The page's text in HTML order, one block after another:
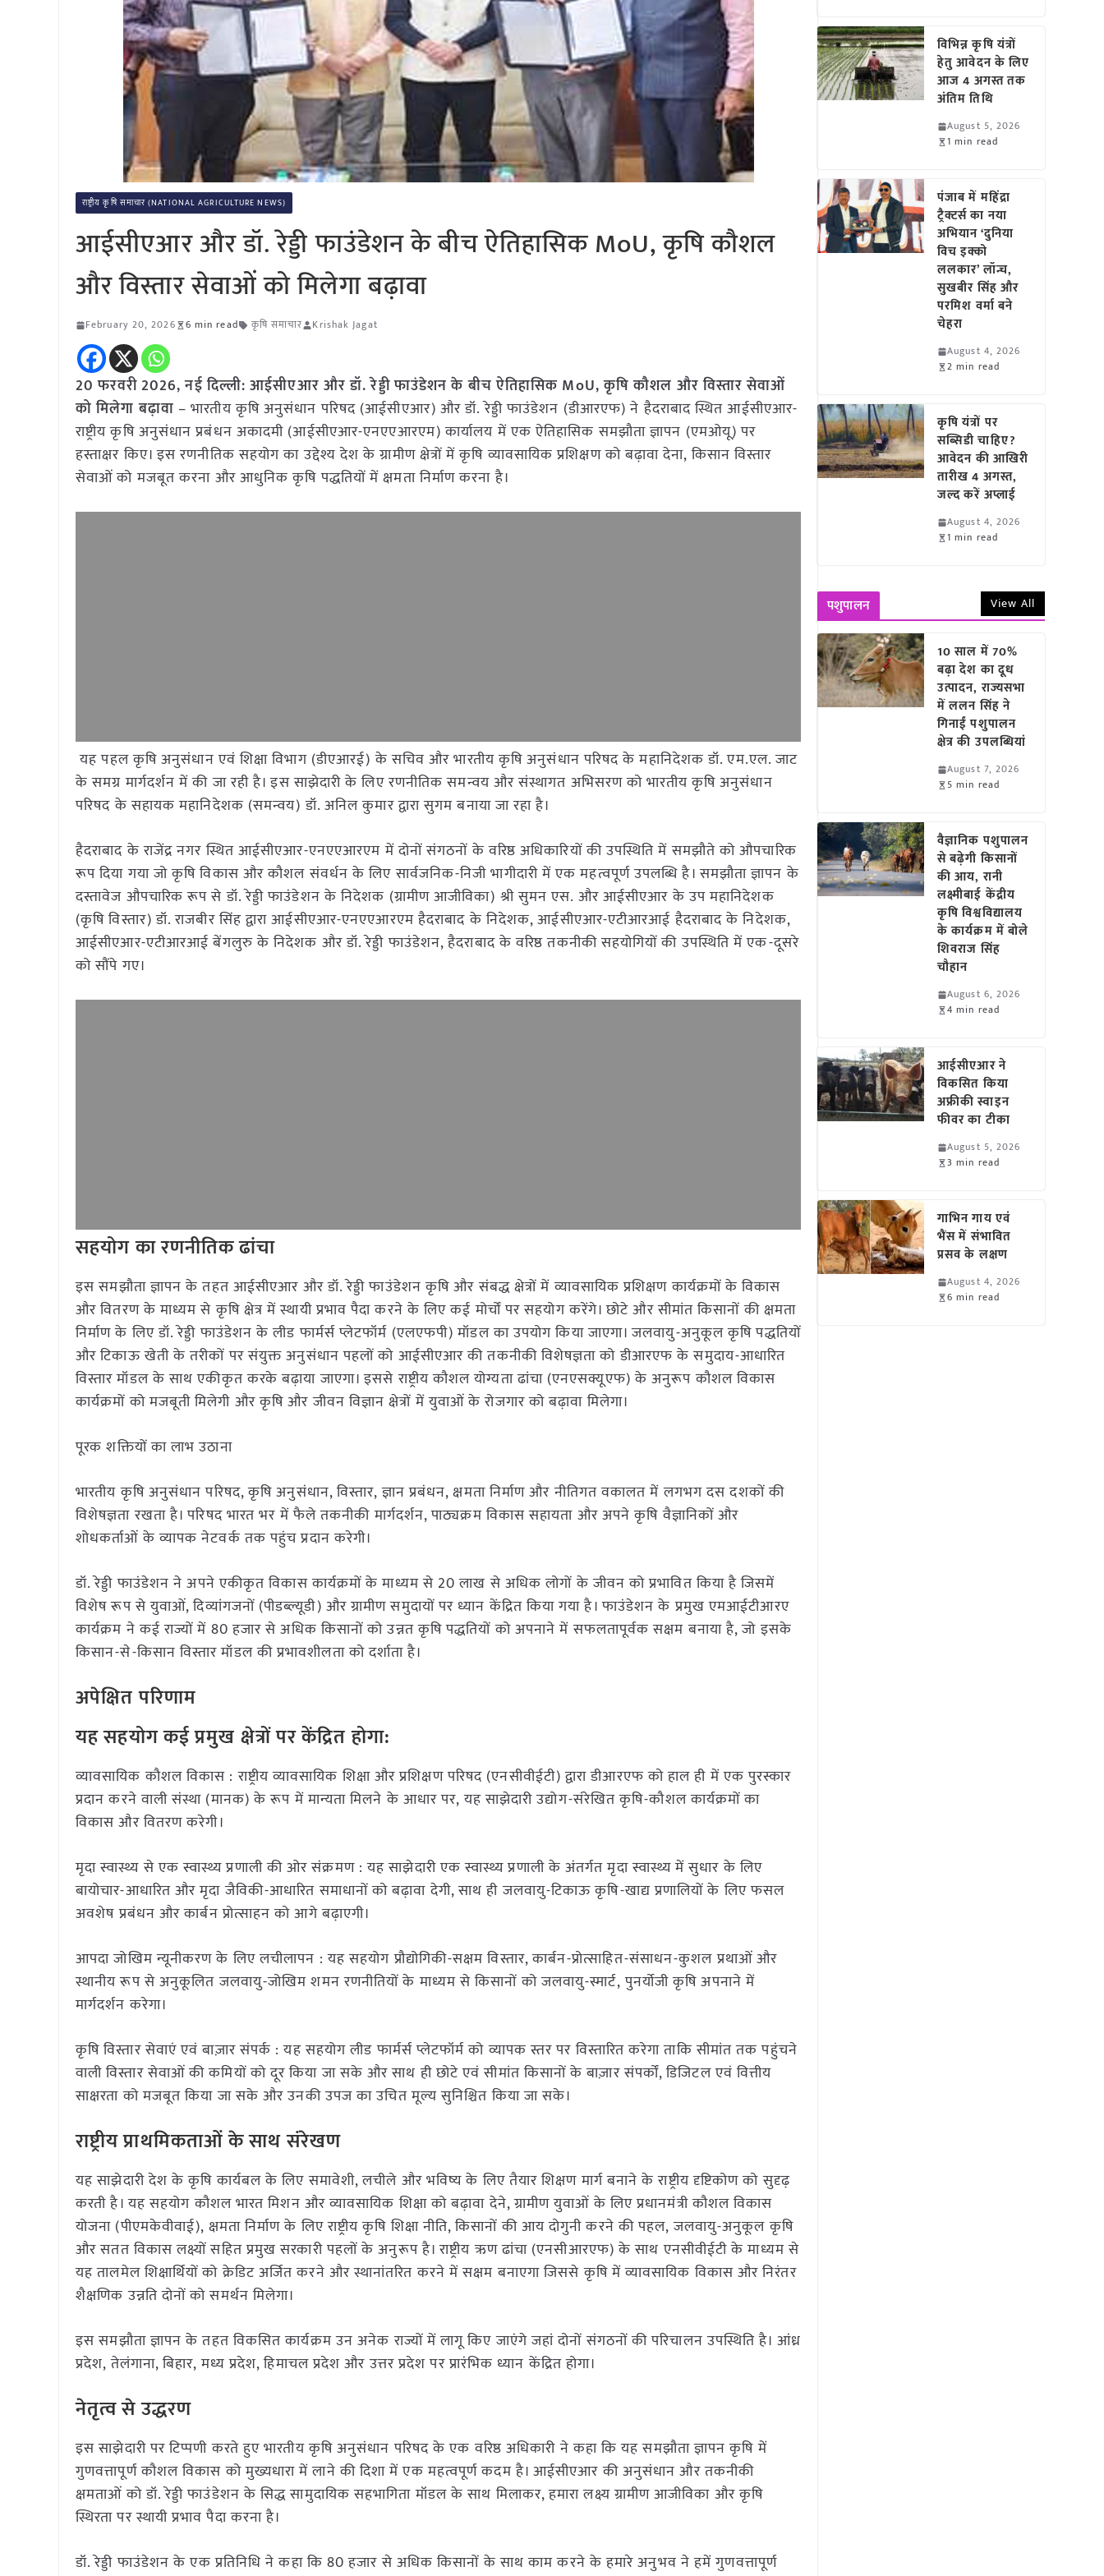
राष्ट्रीय कृषि समाचार (NATIONAL AGRICULTURE NEWS)
आईसीएआर और डॉ. रेड्डी फाउंडेशन के बीच ऐतिहासिक MoU, कृषि कौशल
और विस्तार सेवाओं को मिलेगा बढ़ावा
February 20, 2026 6 min read कृषि समाचार Krishak Jagat
20 फरवरी 2026, नई दिल्ली: आईसीएआर और डॉ. रेड्डी फाउंडेशन के बीच ऐतिहासिक MoU, कृषि कौशल और विस्तार सेवाओं
को मिलेगा बढ़ावा – भारतीय कृषि अनुसंधान परिषद (आईसीएआर) और डॉ. रेड्डी फाउंडेशन (डीआरएफ) ने हैदराबाद स्थित आईसीएआर-
राष्ट्रीय कृषि अनुसंधान प्रबंधन अकादमी (आईसीएआर-एनएएआरएम) कार्यालय में एक ऐतिहासिक समझौता ज्ञापन (एमओयू) पर
हस्ताक्षर किए। इस रणनीतिक सहयोग का उद्देश्य देश के ग्रामीण क्षेत्रों में कृषि व्यावसायिक प्रशिक्षण को बढ़ावा देना, किसान विस्तार
सेवाओं को मजबूत करना और आधुनिक कृषि पद्धतियों में क्षमता निर्माण करना है।
यह पहल कृषि अनुसंधान एवं शिक्षा विभाग (डीएआरई) के सचिव और भारतीय कृषि अनुसंधान परिषद के महानिदेशक डॉ. एम.एल. जाट
के समग्र मार्गदर्शन में की जा रही है। इस साझेदारी के लिए रणनीतिक समन्वय और संस्थागत अभिसरण को भारतीय कृषि अनुसंधान
परिषद के सहायक महानिदेशक (समन्वय) डॉ. अनिल कुमार द्वारा सुगम बनाया जा रहा है।
हैदराबाद के राजेंद्र नगर स्थित आईसीएआर-एनएएआरएम में दोनों संगठनों के वरिष्ठ अधिकारियों की उपस्थिति में समझौते को औपचारिक
रूप दिया गया जो कृषि विकास और कौशल संवर्धन के लिए सार्वजनिक-निजी भागीदारी में एक महत्वपूर्ण उपलब्धि है। समझौता ज्ञापन के
दस्तावेज औपचारिक रूप से डॉ. रेड्डी फाउंडेशन के निदेशक (ग्रामीण आजीविका) श्री सुमन एस. और आईसीएआर के उप महानिदेशक
(कृषि विस्तार) डॉ. राजबीर सिंह द्वारा आईसीएआर-एनएएआरएम हैदराबाद के निदेशक, आईसीएआर-एटीआरआई हैदराबाद के निदेशक,
आईसीएआर-एटीआरआई बेंगलुरु के निदेशक और डॉ. रेड्डी फाउंडेशन, हैदराबाद के वरिष्ठ तकनीकी सहयोगियों की उपस्थिति में एक-दूसरे
को सौंपे गए।
सहयोग का रणनीतिक ढांचा
इस समझौता ज्ञापन के तहत आईसीएआर और डॉ. रेड्डी फाउंडेशन कृषि और संबद्ध क्षेत्रों में व्यावसायिक प्रशिक्षण कार्यक्रमों के विकास
और वितरण के माध्यम से कृषि क्षेत्र में स्थायी प्रभाव पैदा करने के लिए कई मोर्चों पर सहयोग करेंगे। छोटे और सीमांत किसानों की क्षमता
निर्माण के लिए डॉ. रेड्डी फाउंडेशन के लीड फार्मर्स प्लेटफॉर्म (एलएफपी) मॉडल का उपयोग किया जाएगा। जलवायु-अनुकूल कृषि पद्धतियों
और टिकाऊ खेती के तरीकों पर संयुक्त अनुसंधान पहलों को आईसीएआर की तकनीकी विशेषज्ञता को डीआरएफ के समुदाय-आधारित
विस्तार मॉडल के साथ एकीकृत करके बढ़ाया जाएगा। इससे राष्ट्रीय कौशल योग्यता ढांचा (एनएसक्यूएफ) के अनुरूप कौशल विकास
कार्यक्रमों को मजबूती मिलेगी और कृषि और जीवन विज्ञान क्षेत्रों में युवाओं के रोजगार को बढ़ावा मिलेगा।
पूरक शक्तियों का लाभ उठाना
भारतीय कृषि अनुसंधान परिषद, कृषि अनुसंधान, विस्तार, ज्ञान प्रबंधन, क्षमता निर्माण और नीतिगत वकालत में लगभग दस दशकों की
विशेषज्ञता रखता है। परिषद भारत भर में फैले तकनीकी मार्गदर्शन, पाठ्यक्रम विकास सहायता और अपने कृषि वैज्ञानिकों और
शोधकर्ताओं के व्यापक नेटवर्क तक पहुंच प्रदान करेगी।
डॉ. रेड्डी फाउंडेशन ने अपने एकीकृत विकास कार्यक्रमों के माध्यम से 20 लाख से अधिक लोगों के जीवन को प्रभावित किया है जिसमें
विशेष रूप से युवाओं, दिव्यांगजनों (पीडब्ल्यूडी) और ग्रामीण समुदायों पर ध्यान केंद्रित किया गया है। फाउंडेशन के प्रमुख एमआईटीआरए
कार्यक्रम ने कई राज्यों में 80 हजार से अधिक किसानों को उन्नत कृषि पद्धतियों को अपनाने में सफलतापूर्वक सक्षम बनाया है, जो इसके
किसान-से-किसान विस्तार मॉडल की प्रभावशीलता को दर्शाता है।
अपेक्षित परिणाम
यह सहयोग कई प्रमुख क्षेत्रों पर केंद्रित होगा:
व्यावसायिक कौशल विकास : राष्ट्रीय व्यावसायिक शिक्षा और प्रशिक्षण परिषद (एनसीवीईटी) द्वारा डीआरएफ को हाल ही में एक पुरस्कार
प्रदान करने वाली संस्था (मानक) के रूप में मान्यता मिलने के आधार पर, यह साझेदारी उद्योग-संरेखित कृषि-कौशल कार्यक्रमों का
विकास और वितरण करेगी।
मृदा स्वास्थ्य से एक स्वास्थ्य प्रणाली की ओर संक्रमण : यह साझेदारी एक स्वास्थ्य प्रणाली के अंतर्गत मृदा स्वास्थ्य में सुधार के लिए
बायोचार-आधारित और मृदा जैविकी-आधारित समाधानों को बढ़ावा देगी, साथ ही जलवायु-टिकाऊ कृषि-खाद्य प्रणालियों के लिए फसल
अवशेष प्रबंधन और कार्बन प्रोत्साहन को आगे बढ़ाएगी।
आपदा जोखिम न्यूनीकरण के लिए लचीलापन : यह सहयोग प्रौद्योगिकी-सक्षम विस्तार, कार्बन-प्रोत्साहित-संसाधन-कुशल प्रथाओं और
स्थानीय रूप से अनुकूलित जलवायु-जोखिम शमन रणनीतियों के माध्यम से किसानों को जलवायु-स्मार्ट, पुनर्योजी कृषि अपनाने में
मार्गदर्शन करेगा।
कृषि विस्तार सेवाएं एवं बाज़ार संपर्क : यह सहयोग लीड फार्मर्स प्लेटफॉर्म को व्यापक स्तर पर विस्तारित करेगा ताकि सीमांत तक पहुंचने
वाली विस्तार सेवाओं की कमियों को दूर किया जा सके और साथ ही छोटे एवं सीमांत किसानों के बाज़ार संपर्कों, डिजिटल एवं वित्तीय
साक्षरता को मजबूत किया जा सके और उनकी उपज का उचित मूल्य सुनिश्चित किया जा सके।
राष्ट्रीय प्राथमिकताओं के साथ संरेखण
यह साझेदारी देश के कृषि कार्यबल के लिए समावेशी, लचीले और भविष्य के लिए तैयार शिक्षण मार्ग बनाने के राष्ट्रीय दृष्टिकोण को सुदृढ़
करती है। यह सहयोग कौशल भारत मिशन और व्यावसायिक शिक्षा को बढ़ावा देने, ग्रामीण युवाओं के लिए प्रधानमंत्री कौशल विकास
योजना (पीएमकेवीवाई), क्षमता निर्माण के लिए राष्ट्रीय कृषि शिक्षा नीति, किसानों की आय दोगुनी करने की पहल, जलवायु-अनुकूल कृषि
और सतत विकास लक्ष्यों सहित प्रमुख सरकारी पहलों के अनुरूप है। राष्ट्रीय ऋण ढांचा (एनसीआरएफ) के साथ एनसीवीईटी के माध्यम से
यह तालमेल शिक्षार्थियों को क्रेडिट अर्जित करने और स्थानांतरित करने में सक्षम बनाएगा जिससे कृषि में व्यावसायिक विकास और निरंतर
शैक्षणिक उन्नति दोनों को समर्थन मिलेगा।
इस समझौता ज्ञापन के तहत विकसित कार्यक्रम उन अनेक राज्यों में लागू किए जाएंगे जहां दोनों संगठनों की परिचालन उपस्थिति है। आंध्र
प्रदेश, तेलंगाना, बिहार, मध्य प्रदेश, हिमाचल प्रदेश और उत्तर प्रदेश पर प्रारंभिक ध्यान केंद्रित होगा।
नेतृत्व से उद्धरण
इस साझेदारी पर टिप्पणी करते हुए भारतीय कृषि अनुसंधान परिषद के एक वरिष्ठ अधिकारी ने कहा कि यह समझौता ज्ञापन कृषि में
गुणवत्तापूर्ण कौशल विकास को मुख्यधारा में लाने की दिशा में एक महत्वपूर्ण कदम है। आईसीएआर की अनुसंधान और तकनीकी
क्षमताओं को डॉ. रेड्डी फाउंडेशन के सिद्ध सामुदायिक सहभागिता मॉडल के साथ मिलाकर, हमारा लक्ष्य ग्रामीण आजीविका और कृषि
स्थिरता पर स्थायी प्रभाव पैदा करना है।
डॉ. रेड्डी फाउंडेशन के एक प्रतिनिधि ने कहा कि 80 हजार से अधिक किसानों के साथ काम करने के हमारे अनुभव ने हमें गुणवत्तापूर्ण
विभिन्न कृषि यंत्रों
हेतु आवेदन के लिए
आज 4 अगस्त तक
अंतिम तिथि
August 5, 2026
1 min read
पंजाब में महिंद्रा
ट्रैक्टर्स का नया
अभियान ‘दुनिया
विच इक्को
ललकार’ लॉन्च,
सुखबीर सिंह और
परमिश वर्मा बने
चेहरा
August 4, 2026
2 min read
कृषि यंत्रों पर
सब्सिडी चाहिए?
आवेदन की आखिरी
तारीख 4 अगस्त,
जल्द करें अप्लाई
August 4, 2026
1 min read
पशुपालन View All
10 साल में 70%
बढ़ा देश का दूध
उत्पादन, राज्यसभा
में ललन सिंह ने
गिनाईं पशुपालन
क्षेत्र की उपलब्धियां
August 7, 2026
5 min read
वैज्ञानिक पशुपालन
से बढ़ेगी किसानों
की आय, रानी
लक्ष्मीबाई केंद्रीय
कृषि विश्वविद्यालय
के कार्यक्रम में बोले
शिवराज सिंह
चौहान
August 6, 2026
4 min read
आईसीएआर ने
विकसित किया
अफ्रीकी स्वाइन
फीवर का टीका
August 5, 2026
3 min read
गाभिन गाय एवं
भैंस में संभावित
प्रसव के लक्षण
August 4, 2026
6 min read